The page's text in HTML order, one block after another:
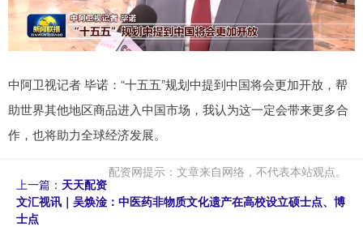
中阿卫视记者 毕诺：“十五五”规划中提到中国将会更加开放，帮
助世界其他地区商品进入中国市场，我认为这一定会带来更多合
作，也将助力全球经济发展。
配资网提示：文章来自网络，不代表本站观点。
上一篇： 天天配资
文汇视讯｜吴焕淦：中医药非物质文化遗产在高校设立硕士点、博
士点